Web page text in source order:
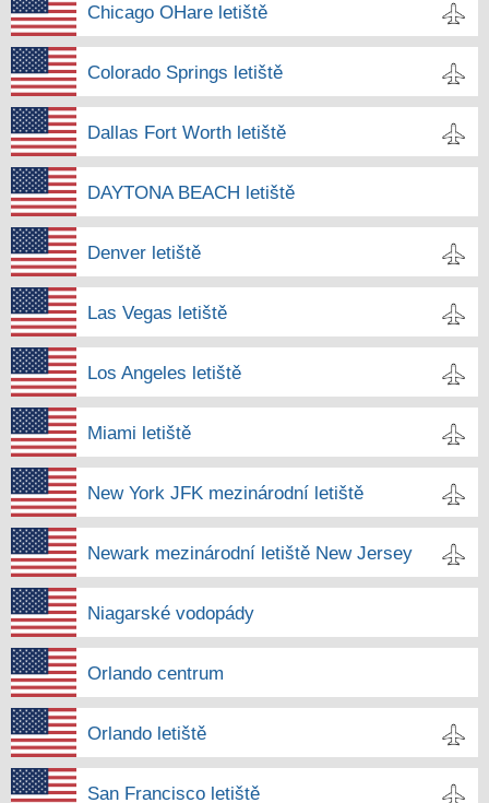
Chicago OHare letiště
Colorado Springs letiště
Dallas Fort Worth letiště
DAYTONA BEACH letiště
Denver letiště
Las Vegas letiště
Los Angeles letiště
Miami letiště
New York JFK mezinárodní letiště
Newark mezinárodní letiště New Jersey
Niagarské vodopády
Orlando centrum
Orlando letiště
San Francisco letiště